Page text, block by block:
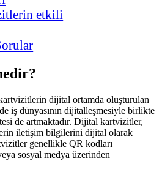
etkili
dijital ortamda oluşturulan
iş dünyasının dijitalleşmesiyle birlikte
de artmaktadır. Dijital kartvizitler,
iletişim bilgilerini dijital olarak
genellikle QR kodları
sosyal medya üzerinden